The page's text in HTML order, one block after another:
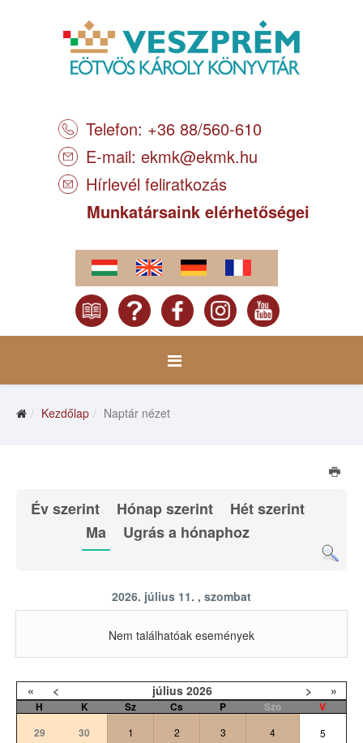
Telefon: +36 88/560-610
E-mail: ekmk@ekmk.hu
Hírlevél feliratkozás
Munkatársaink elérhetőségei
Kezdőlap Naptár nézet
Év szerint Hónap szerint
Hét szerint
Ma
Ugrás a hónaphoz
2026. július 11. , szombat
Nem találhatóak események
« < július 2026 > »
H K Sz Cs P Szo
V
29
30 1 2 3 4 5